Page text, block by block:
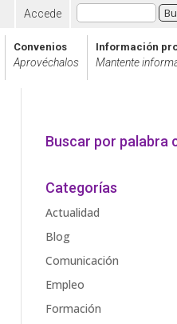
Accede
Convenios
Aprovéchalos
Información
Mantente
Buscar por palabra
Categorías
Actualidad
Blog
Comunicación
Empleo
Formación